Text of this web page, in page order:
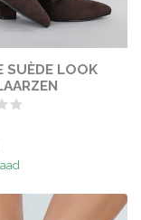
SUÈDE LOOK